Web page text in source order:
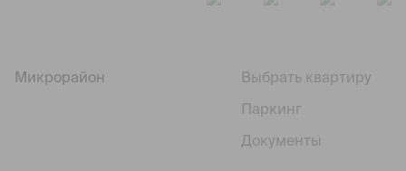
Микрорайон
Выбрать квартиру
Паркинг
Документы